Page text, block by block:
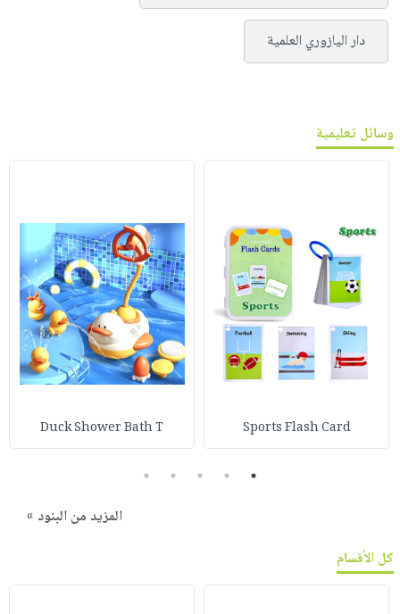
دار اليازوري العلمية
وسائل تعليمية
Sports Flash Card
Duck Shower Bath T
1
2
3
4
5
المزيد من البنود »
كل الأقسام